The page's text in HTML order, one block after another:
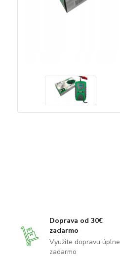
Doprava od 30€
zadarmo
Využite dopravu úplne
zadarmo